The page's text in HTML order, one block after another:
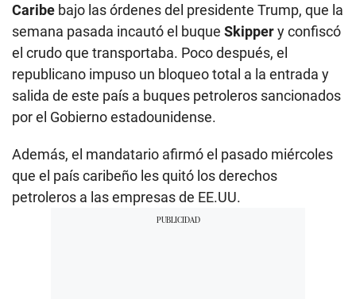
Caribe bajo las órdenes del presidente Trump, que la
semana pasada incautó el buque Skippery confiscó
el crudo que transportaba. Poco después, el
republicano impuso un bloqueo total a la entrada y
salida de este país a buques petroleros sancionados
por el Gobierno estadounidense.
Además, el mandatario afirmó el pasado miércoles
que el país caribeño les quitó los derechos
petroleros a las empresas de EE.UU.